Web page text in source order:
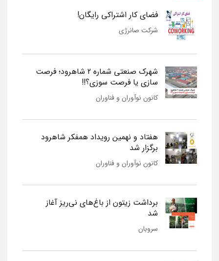
فضای کار اشتراکی رایگان!
شرکت صانرژی
شهرک صنعتی شماره 2 شاهرود؛ فرصت
سازی یا فرصت سوزی؟!!
کانون نوآوران و فناوران
هفتاد و نهمین رویداد همفکر شاهرود
برگزار شد
کانون نوآوران و فناوران
برداشت زیتون از باغ‌های نی‌ریز آغاز
شد
سروبان